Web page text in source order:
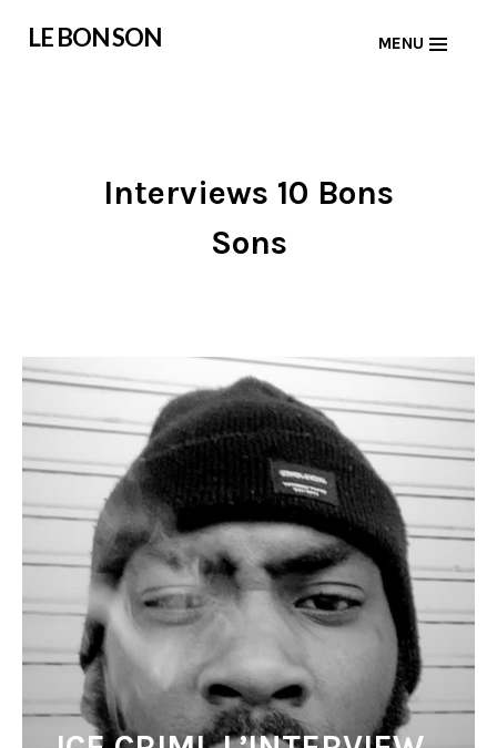
LE BON SON MENU
Interviews 10 Bons
Sons